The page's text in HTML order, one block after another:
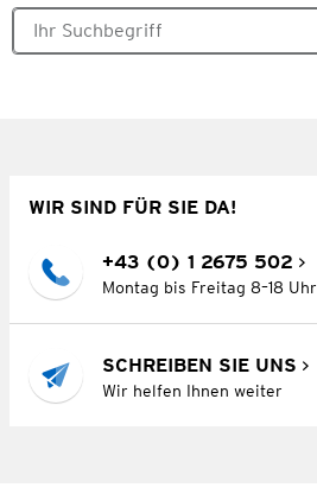
WIR SIND FÜR SIE DA!
+43 (0) 1 2675 502
Montag bis Freitag 8–18 Uhr
SCHREIBEN SIE UNS
Wir helfen Ihnen weiter